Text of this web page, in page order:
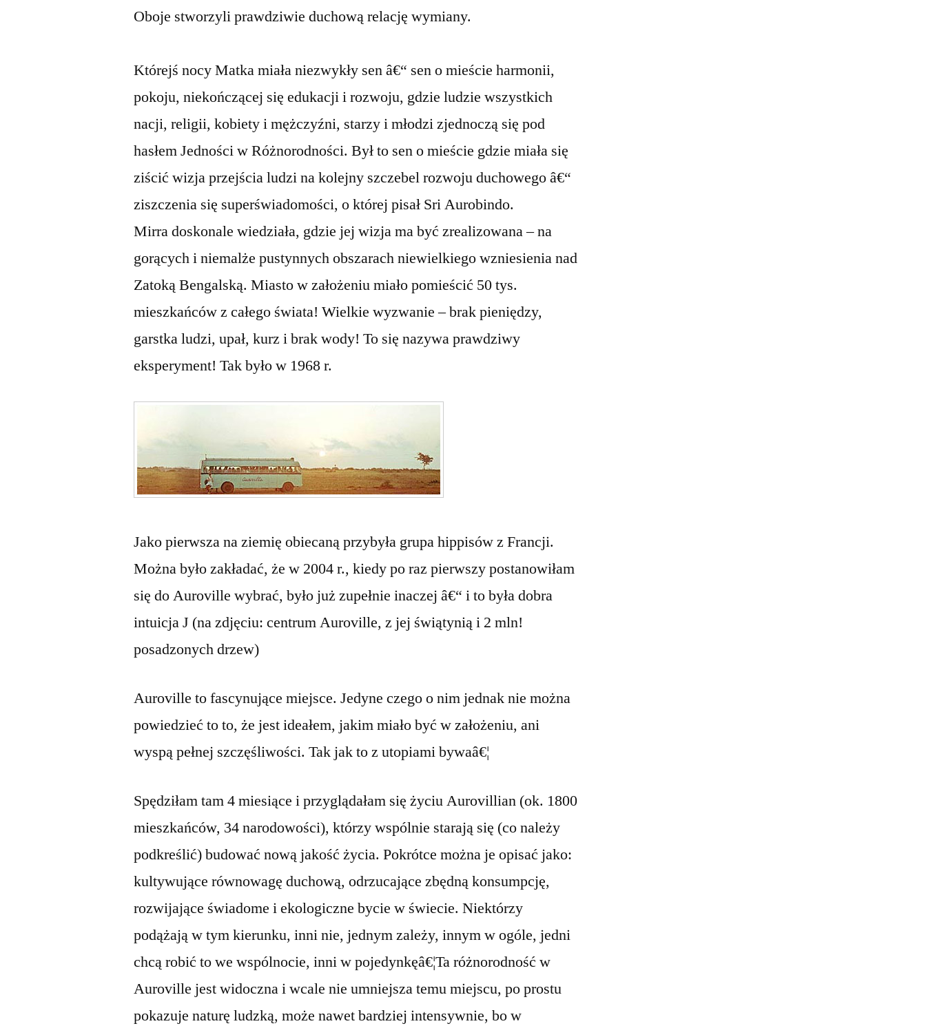
Oboje stworzyli prawdziwie duchową relację wymiany.
Którejś nocy Matka miała niezwykły sen â€“ sen o mieście harmonii,
pokoju, niekończącej się edukacji i rozwoju, gdzie ludzie wszystkich
nacji, religii, kobiety i mężczyźni, starzy i młodzi zjednoczą się pod
hasłem Jedności w Różnorodności. Był to sen o mieście gdzie miała się
ziścić wizja przejścia ludzi na kolejny szczebel rozwoju duchowego â€“
ziszczenia się superświadomości, o której pisał Sri Aurobindo.
Mirra doskonale wiedziała, gdzie jej wizja ma być zrealizowana – na
gorących i niemalże pustynnych obszarach niewielkiego wzniesienia nad
Zatoką Bengalską. Miasto w założeniu miało pomieścić 50 tys.
mieszkańców z całego świata! Wielkie wyzwanie – brak pieniędzy,
garstka ludzi, upał, kurz i brak wody! To się nazywa prawdziwy
eksperyment! Tak było w 1968 r.
Jako pierwsza na ziemię obiecaną przybyła grupa hippisów z Francji.
Można było zakładać, że w 2004 r., kiedy po raz pierwszy postanowiłam
się do Auroville wybrać, było już zupełnie inaczej â€“ i to była dobra
intuicja J (na zdjęciu: centrum Auroville, z jej świątynią i 2 mln!
posadzonych drzew)
Auroville to fascynujące miejsce. Jedyne czego o nim jednak nie można
powiedzieć to to, że jest ideałem, jakim miało być w założeniu, ani
wyspą pełnej szczęśliwości. Tak jak to z utopiami bywaâ€¦
Spędziłam tam 4 miesiące i przyglądałam się życiu Aurovillian (ok. 1800
mieszkańców, 34 narodowości), którzy wspólnie starają się (co należy
podkreślić) budować nową jakość życia. Pokrótce można je opisać jako:
kultywujące równowagę duchową, odrzucające zbędną konsumpcję,
rozwijające świadome i ekologiczne bycie w świecie. Niektórzy
podążają w tym kierunku, inni nie, jednym zależy, innym w ogóle, jedni
chcą robić to we wspólnocie, inni w pojedynkęâ€¦Ta różnorodność w
Auroville jest widoczna i wcale nie umniejsza temu miejscu, po prostu
pokazuje naturę ludzką, może nawet bardziej intensywnie, bo w